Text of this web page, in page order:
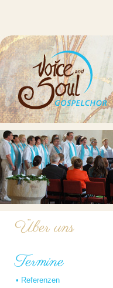
Über uns
Termine
• Referenzen